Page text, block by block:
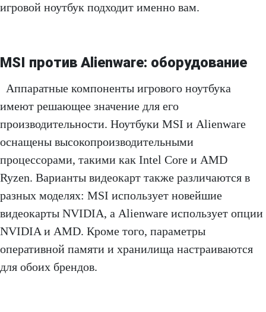
игровой ноутбук подходит именно вам.
MSI против Alienware: оборудование
Аппаратные компоненты игрового ноутбука
имеют решающее значение для его
производительности. Ноутбуки MSI и Alienware
оснащены высокопроизводительными
процессорами, такими как Intel Core и AMD
Ryzen. Варианты видеокарт также различаются в
разных моделях: MSI использует новейшие
видеокарты NVIDIA, а Alienware использует опции
NVIDIA и AMD. Кроме того, параметры
оперативной памяти и хранилища настраиваются
для обоих брендов.